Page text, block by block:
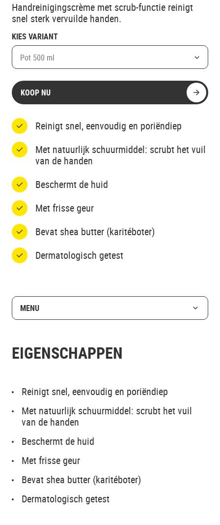
Handreinigingscrème met scrub-functie reinigt
snel sterk vervuilde handen.
KIES VARIANT
Pot 500 ml
KOOP NU
Reinigt snel, eenvoudig en poriëndiep
Met natuurlijk schuurmiddel: scrubt het vuil
van de handen
Beschermt de huid
Met frisse geur
Bevat shea butter (karitéboter)
Dermatologisch getest
MENU
EIGENSCHAPPEN
Reinigt snel, eenvoudig en poriëndiep
Met natuurlijk schuurmiddel: scrubt het vuil
van de handen
Beschermt de huid
Met frisse geur
Bevat shea butter (karitéboter)
Dermatologisch getest